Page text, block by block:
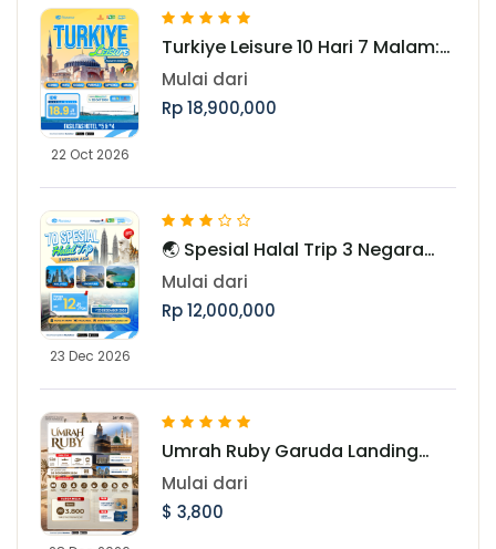
22 Oct 2026
Turkiye Leisure 10 Hari 7 Malam:
Jelajahi Pesona Turki Periode 22
Oktober 2026
Mulai dari
Rp 18,900,000
23 Dec 2026
🌏 Spesial Halal Trip 3 Negara
Asia Periode Libur Akhir Tahun
Mulai dari
Rp 12,000,000
Umrah Ruby Garuda Landing
Jeddah 28 Desember 2026
Mulai dari
$ 3,800